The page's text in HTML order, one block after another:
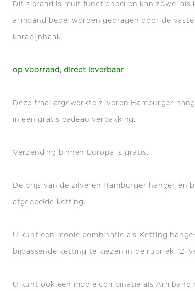
Dit sieraad is multifunctioneel en kan zowel als
armband bedel worden gedragen door de
karabijnhaak.
op voorraad, direct leverbaar
Deze fraai afgewerkte zilveren Hamburger
in een gratis cadeau verpakking.
Verzending binnen Europa is gratis.
De prijs van de zilveren Hamburger hanger én
afgebeelde ketting.
U kunt een mooie combinatie als Ketting
bijpassende ketting te kiezen in de rubriek
U kunt ook een mooie combinatie als Armband